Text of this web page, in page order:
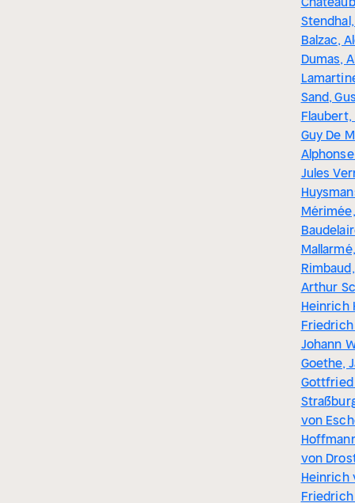
Balzac,
Dumas,
Sand,
Flaubert,
Guy De
Jules
Arthur
Heinrich
Johann
Goethe,
von
von
Heinrich